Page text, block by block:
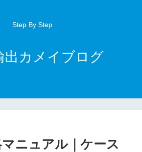
Step By Step
出カメイブログ
ニュアル｜ケース